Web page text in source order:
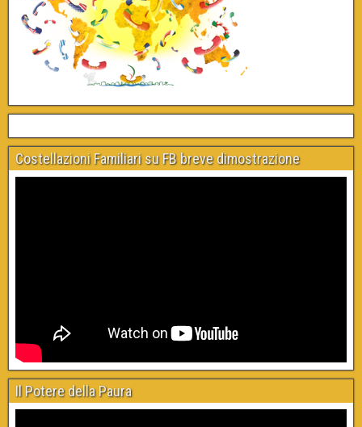
Costellazioni Familiari su FB breve dimostrazione
Il Potere della Paura